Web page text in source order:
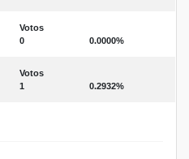
Votos
0
0.0000%
Votos
1
0.2932%